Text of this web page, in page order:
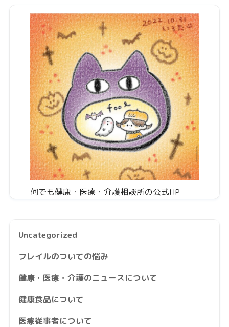
何でも健康・医療・介護相談所の公式HP
Uncategorized
フレイルのついての悩み
健康・医療・介護のニュースについて
健康食品について
医療従事者について